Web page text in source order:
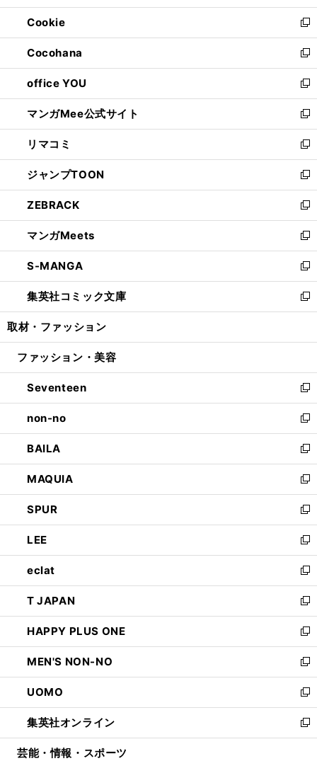
開
く
ウ
で
開
く
ン
ド
ウ
で
開
く
ウ
ィ
ン
ド
ウ
で
開
く
Cookie
新
し
い
ウ
ィ
ン
ド
ウ
で
開
く
Cocohana
新
し
い
ウ
ィ
ン
ド
ウ
で
開
く
office YOU
新
し
い
ウ
ィ
ン
ド
ウ
で
開
く
マンガMee公式サイト
新
し
い
ウ
ィ
ン
ド
ウ
で
開
く
リマコミ
新
し
い
ウ
ィ
ン
ド
ウ
で
開
く
ジャンプTOON
新
し
い
ウ
ィ
ン
ド
ウ
で
開
ZEBRACK
新
し
い
ウ
ィ
ン
ド
ウ
開
マンガMeets
新
し
い
ウ
ィ
ン
ウ
開
く
S-MANGA
新
し
い
ウ
ン
ウ
で
開
く
集英社コミック文庫
新
し
ウ
ン
ド
ウ
で
開
く
取材・ファッション
ファッション・美容
Seventeen
新
し
い
ウ
ィ
ン
ド
ウ
で
開
く
non-no
新
し
い
ウ
ィ
ン
ド
ウ
で
開
く
BAILA
新
し
い
ウ
ィ
ン
ド
ウ
で
開
く
MAQUIA
新
し
い
ウ
ィ
ン
ド
ウ
で
開
く
SPUR
新
し
い
ウ
ィ
ン
ド
ウ
で
開
く
LEE
新
し
い
ウ
ィ
ン
ド
ウ
で
開
く
eclat
新
し
い
ウ
ィ
ン
ド
ウ
で
開
く
T JAPAN
新
し
い
ウ
ィ
ン
ド
ウ
で
開
HAPPY PLUS ONE
新
し
い
ウ
ィ
ン
ド
ウ
MEN'S NON-NO
新
し
い
ウ
ィ
ン
UOMO
新
し
い
ウ
集英社オンライン
新
し
芸能・情報・スポーツ